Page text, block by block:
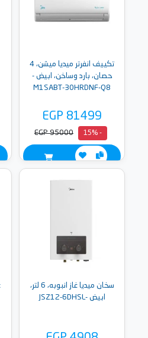
تكييف انفرتر ميديا ميشن، 4
حصان، بارد وساخن، ابيض -
M1SABT-30HRDNF-Q8
EGP 81499
- 15%
EGP 95000
سخان ميديا غاز انبوبه، 6 لتر،
ابيض -JSZ12-6DHSL